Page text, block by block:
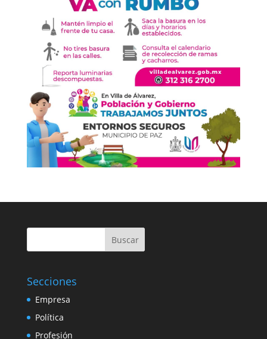
Buscar
Secciones
Empresa
Política
Profesión